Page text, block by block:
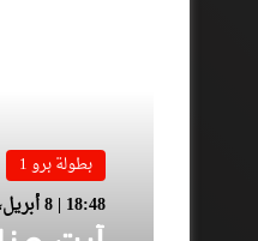
بطولة برو 1
18:48 | 8 أبريل، 2026